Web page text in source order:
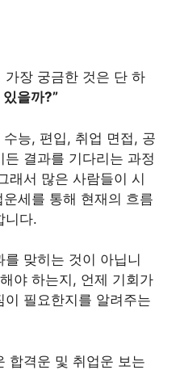
장 궁금한 것은 단 하
있을까?”
능, 편입, 취업 면접, 공
결과를 기다리는 과정
래서 많은 사람들이 시
세를 통해 현재의 흐름
니다.
맞히는 것이 아닙니
야 하는지, 언제 기회가
필요한지를 알려주는
합격운 및 취업운 보는